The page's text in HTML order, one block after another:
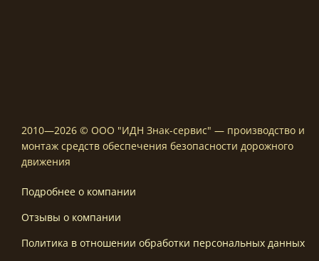
2010—2026 © ООО "ИДН Знак-сервис" — производство и
монтаж средств обеспечения безопасности дорожного
движения
Подробнее о компании
Отзывы о компании
Политика в отношении обработки персональных данных